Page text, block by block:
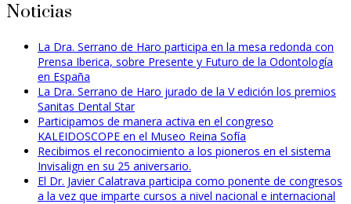
Noticias
La Dra. Serrano de Haro participa en la mesa redonda con
Prensa Iberica, sobre Presente y Futuro de la Odontología
en España
La Dra. Serrano de Haro jurado de la V edición los premios
Sanitas Dental Star
Participamos de manera activa en el congreso
KALEIDOSCOPE en el Museo Reina Sofía
Recibimos el reconocimiento a los pioneros en el sistema
Invisalign en su 25 aniversario.
El Dr. Javier Calatrava participa como ponente de congresos
a la vez que imparte cursos a nivel nacional e internacional